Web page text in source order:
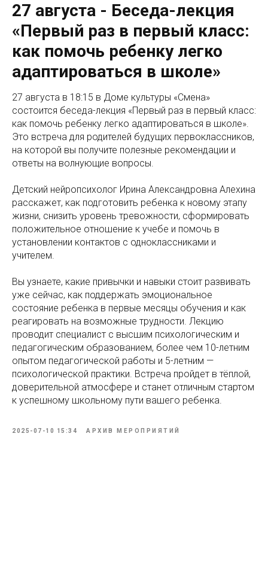
27 августа - Беседа-лекция
«Первый раз в первый класс:
как помочь ребенку легко
адаптироваться в школе»
27 августа в 18:15 в Доме культуры «Смена»
состоится беседа-лекция «Первый раз в первый класс:
как помочь ребенку легко адаптироваться в школе».
Это встреча для родителей будущих первоклассников,
на которой вы получите полезные рекомендации и
ответы на волнующие вопросы.
Детский нейропсихолог Ирина Александровна Алехина
расскажет, как подготовить ребенка к новому этапу
жизни, снизить уровень тревожности, сформировать
положительное отношение к учебе и помочь в
установлении контактов с одноклассниками и
учителем.
Вы узнаете, какие привычки и навыки стоит развивать
уже сейчас, как поддержать эмоциональное
состояние ребенка в первые месяцы обучения и как
реагировать на возможные трудности. Лекцию
проводит специалист с высшим психологическим и
педагогическим образованием, более чем 10-летним
опытом педагогической работы и 5-летним —
психологической практики. Встреча пройдет в тёплой,
доверительной атмосфере и станет отличным стартом
к успешному школьному пути вашего ребенка.
2025-07-10 15:34 АРХИВ МЕРОПРИЯТИЙ